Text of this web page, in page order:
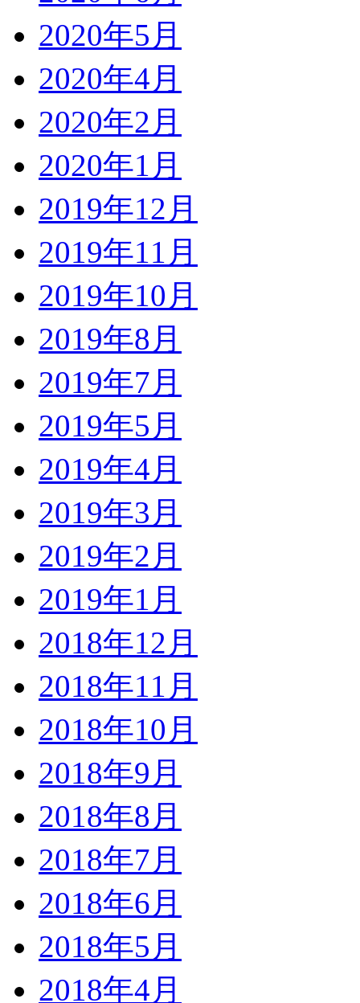
2020年5月
2020年4月
2020年2月
2020年1月
2019年12月
2019年11月
2019年10月
2019年8月
2019年7月
2019年5月
2019年4月
2019年3月
2019年2月
2019年1月
2018年12月
2018年11月
2018年10月
2018年9月
2018年8月
2018年7月
2018年6月
2018年5月
2018年4月